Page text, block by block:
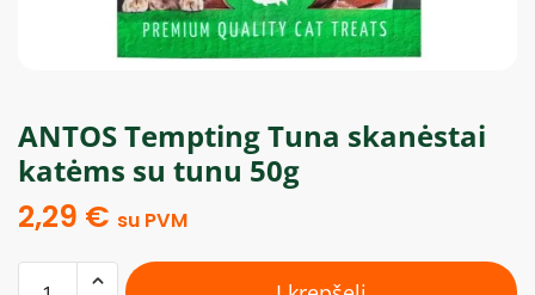
ANTOS Tempting Tuna skanėstai
katėms su tunu 50g
2,29 € su PVM